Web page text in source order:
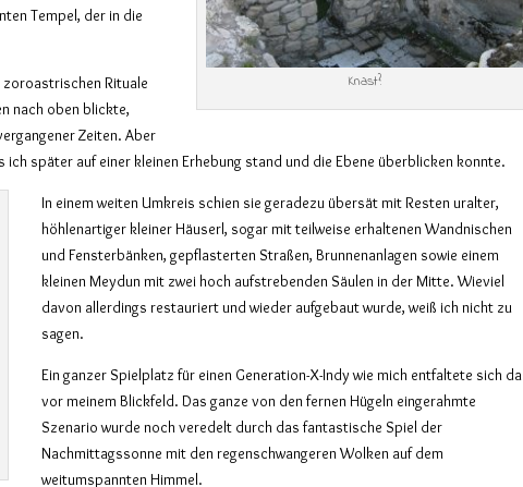
Knast?
Tempel, der in die
Rituale
nach oben blickte,
Zeiten. Aber
später auf einer kleinen Erhebung stand und die Ebene überblicken konnte.
In einem weiten Umkreis schien sie geradezu übersät mit Resten uralter,
höhlenartiger kleiner Häuserl, sogar mit teilweise erhaltenen Wandnischen
und Fensterbänken, gepflasterten Straßen, Brunnenanlagen sowie einem
kleinen Meydun mit zwei hoch aufstrebenden Säulen in der Mitte. Wieviel
davon allerdings restauriert und wieder aufgebaut wurde, weiß ich nicht zu
sagen.
Ein ganzer Spielplatz für einen Generation-X-Indy wie mich entfaltete sich da
vor meinem Blickfeld. Das ganze von den fernen Hügeln eingerahmte
Szenario wurde noch veredelt durch das fantastische Spiel der
Nachmittagssonne mit den regenschwangeren Wolken auf dem
weitumspannten Himmel.